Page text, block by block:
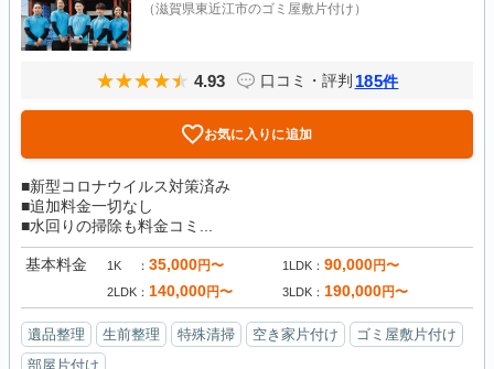
（滋賀県東近江市のゴミ屋敷片付け）
4.93 口コミ・評判 185件
お気に入りに追加
■新型コロナウイルス対策済み
■追加料金一切なし
■水回りの掃除も料金コミ...
基本料金 1K 35,000円〜 1LDK 90,000円〜
2LDK 140,000円〜 3LDK 190,000円〜
遺品整理 生前整理 特殊清掃 空き家片付け
ゴミ屋敷片付け
部屋片付け